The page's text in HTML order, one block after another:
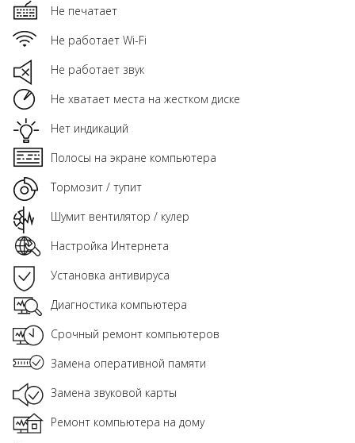
Не печатает
Не работает Wi-Fi
Не работает звук
Не хватает места на жестком диске
Нет индикаций
Полосы на экране компьютера
Тормозит / тупит
Шумит вентилятор / кулер
Настройка Интернета
Установка антивируса
Диагностика компьютера
Срочный ремонт компьютеров
Замена оперативной памяти
Замена звуковой карты
Ремонт компьютера на дому